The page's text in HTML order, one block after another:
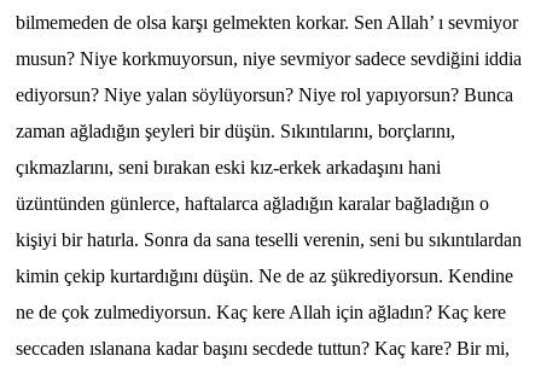
bilmemeden de olsa karşı gelmekten korkar. Sen Allah’ ı sevmiyor
musun? Niye korkmuyorsun, niye sevmiyor sadece sevdiğini iddia
ediyorsun? Niye yalan söylüyorsun? Niye rol yapıyorsun? Bunca
zaman ağladığın şeyleri bir düşün. Sıkıntılarını, borçlarını,
çıkmazlarını, seni bırakan eski kız-erkek arkadaşını hani
üzüntünden günlerce, haftalarca ağladığın karalar bağladığın o
kişiyi bir hatırla. Sonra da sana teselli verenin, seni bu sıkıntılardan
kimin çekip kurtardığını düşün. Ne de az şükrediyorsun. Kendine
ne de çok zulmediyorsun. Kaç kere Allah için ağladın? Kaç kere
seccaden ıslanana kadar başını secdede tuttun? Kaç kare? Bir mi,